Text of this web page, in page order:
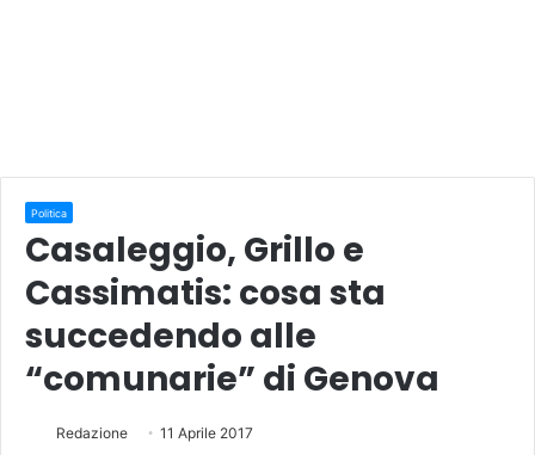
Politica
Casaleggio, Grillo e
Cassimatis: cosa sta
succedendo alle
“comunarie” di Genova
Redazione 11 Aprile 2017